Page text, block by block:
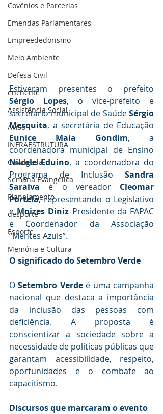
Covênios e Parcerias
Emendas Parlamentares
Empreededorismo
Meio Ambiente
Defesa Civil
enchente
Assistência Social
Aviso
INFRAESTRUTURA
Cavalgada
Semana Evangélica
Planejamento
desporte
Esporte
Memória e Cultura
Sérgio Lopes, o vice-prefeito e
secretário municipal de Saúde Sérgio
Mesquita
Eunice Maia Gondim, a
Nilcele Eduino, a coordenadora do
Programa de Inclusão Sandra
Saraiva e o vereador Cleomar
Portela, representando o Legislativo
e Moizes Diniz Presidente da FAPAC
e Coordenador da Associação
“Mentes Azuis”.
O significado do Setembro Verde
O Setembro Verde é uma campanha
nacional que destaca a importância
da inclusão das pessoas com
deficiência. A proposta é
conscientizar a sociedade sobre a
necessidade de políticas públicas que
garantam acessibilidade, respeito,
oportunidades e o combate ao
capacitismo.
Discursos que marcaram o evento